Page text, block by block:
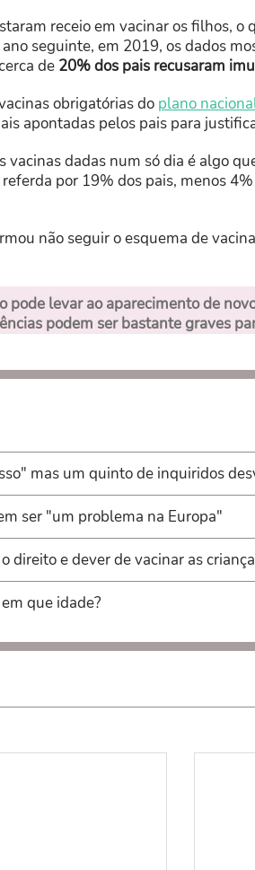
receio em vacinar os filhos, o
seguinte, em 2019, os dados
de 20% dos pais recusaram
obrigatórias do plano
apontadas pelos pais para
dadas num só dia é algo
por 19% dos pais, menos
não seguir o esquema de
pode levar ao aparecimento de
podem ser bastante graves
mas um quinto de inquiridos
ser "um problema na Europa"
direito e dever de vacinar as
que idade?